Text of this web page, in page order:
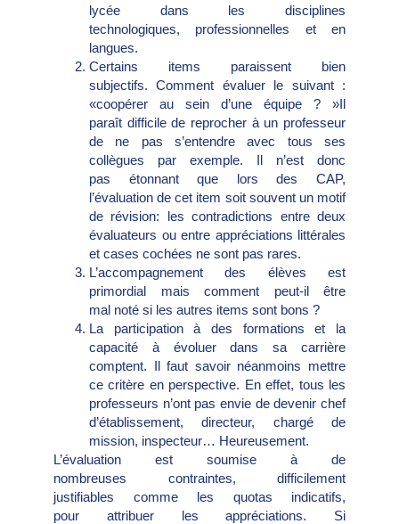
lycée dans les disciplines
technologiques, professionnelles et en
langues.
Certains items paraissent bien
subjectifs. Comment évaluer le suivant :
«coopérer au sein d’une équipe ? »Il
paraît difficile de reprocher à un professeur
de ne pas s’entendre avec tous ses
collègues par exemple. Il n’est donc
pas étonnant que lors des CAP,
l’évaluation de cet item soit souvent un motif
de révision: les contradictions entre deux
évaluateurs ou entre appréciations littérales
et cases cochées ne sont pas rares.
L’accompagnement des élèves est
primordial mais comment peut-il être
mal noté si les autres items sont bons ?
La participation à des formations et la
capacité à évoluer dans sa carrière
comptent. Il faut savoir néanmoins mettre
ce critère en perspective. En effet, tous les
professeurs n’ont pas envie de devenir chef
d’établissement, directeur, chargé de
mission, inspecteur… Heureusement.
L’évaluation est soumise à de
nombreuses contraintes, difficilement
justifiables comme les quotas indicatifs,
pour attribuer les appréciations. Si